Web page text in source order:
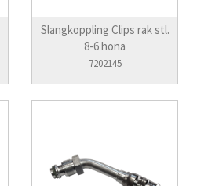
Slangkoppling Clips rak stl.
8-6 hona
7202145